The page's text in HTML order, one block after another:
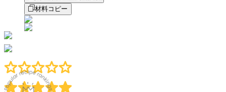
材料コピー